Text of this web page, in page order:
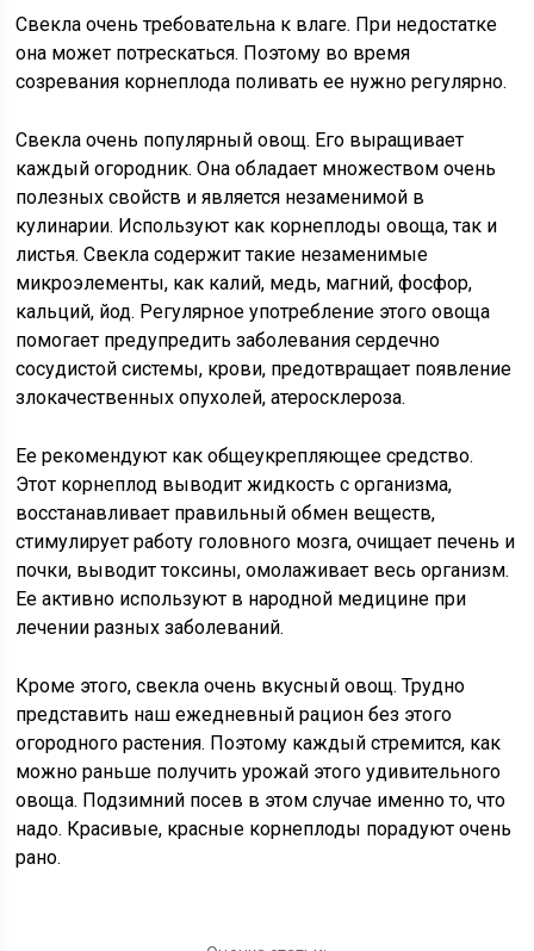
Свекла очень требовательна к влаге. При недостатке
она может потрескаться. Поэтому во время
созревания корнеплода поливать ее нужно регулярно.
Свекла очень популярный овощ. Его выращивает
каждый огородник. Она обладает множеством очень
полезных свойств и является незаменимой в
кулинарии. Используют как корнеплоды овоща, так и
листья. Свекла содержит такие незаменимые
микроэлементы, как калий, медь, магний, фосфор,
кальций, йод. Регулярное употребление этого овоща
помогает предупредить заболевания сердечно
сосудистой системы, крови, предотвращает появление
злокачественных опухолей, атеросклероза.
Ее рекомендуют как общеукрепляющее средство.
Этот корнеплод выводит жидкость с организма,
восстанавливает правильный обмен веществ,
стимулирует работу головного мозга, очищает печень и
почки, выводит токсины, омолаживает весь организм.
Ее активно используют в народной медицине при
лечении разных заболеваний.
Кроме этого, свекла очень вкусный овощ. Трудно
представить наш ежедневный рацион без этого
огородного растения. Поэтому каждый стремится, как
можно раньше получить урожай этого удивительного
овоща. Подзимний посев в этом случае именно то, что
надо. Красивые, красные корнеплоды порадуют очень
рано.